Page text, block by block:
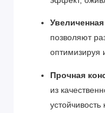
позволяют
оптимизируя
Прочная
из
устойчивость